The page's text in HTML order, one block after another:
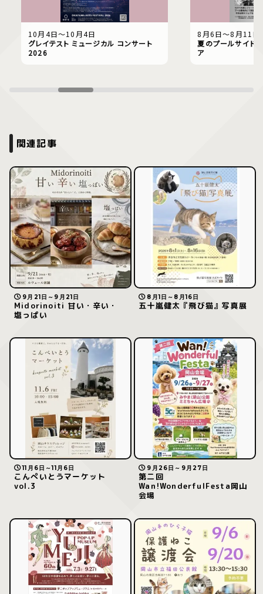
10月4日〜10月4日
グレイテスト ミュージカル コンサート
2026
8月6日〜8月11日
夏のプールサイド
ア
関連記事
9月21日～9月21日
Midorinoiti 甘い・辛い・
塩っぱい
8月1日～8月16日
五十嵐健太『飛び猫』写真展
11月6日～11月6日
こんぺいとうマーケット
vol.3
9月26日～9月27日
第二回
Wan!WonderfulFesta岡山
会場